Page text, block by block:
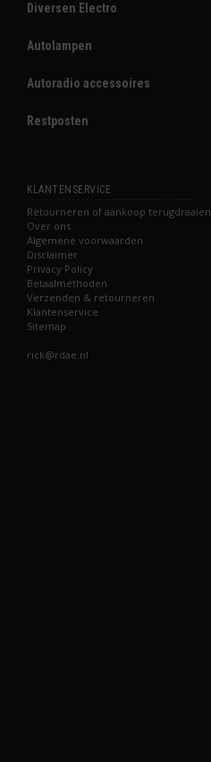
Diversen Electro
Autolampen
Autoradio accessoires
Restposten
KLANTENSERVICE
Retourneren of aankoop terugdraaien
Over ons
Algemene voorwaarden
Disclaimer
Privacy Policy
Betaalmethoden
Verzenden & retourneren
Klantenservice
Sitemap
rick@rdae.nl